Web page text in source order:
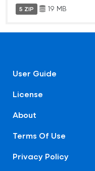
5 ZIP 19 MB
User Guide
License
About
Terms Of Use
Privacy Policy